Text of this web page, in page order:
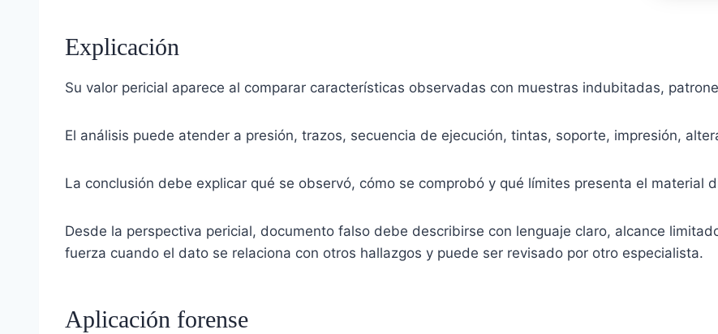
Explicación
Su valor pericial aparece al comparar características observadas con muestras indubitadas,
El análisis puede atender a presión, trazos, secuencia de ejecución, tintas, soporte, impresión,
La conclusión debe explicar qué se observó, cómo se comprobó y qué límites presenta el material
Desde la perspectiva pericial, documento falso debe describirse con lenguaje claro, alcance
fuerza cuando el dato se relaciona con otros hallazgos y puede ser revisado por otro especialista.
Aplicación forense